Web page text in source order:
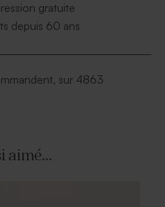
gratuite
depuis 60 ans
sur 4863
aimé...